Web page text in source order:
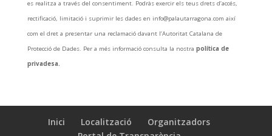
977245577
View Venue Website
es realitza a través del consentiment. Podràs exercir els teus drets d’accés,
rectificació, limitació i suprimir les dades en info@palautarragona.com així
com el dret a presentar una reclamació davant l’Autoritat Catalana de
Protecció de Dades. Per a més informació consulta la nostra política de
privadesa.
Inici Localització
Organitzadors